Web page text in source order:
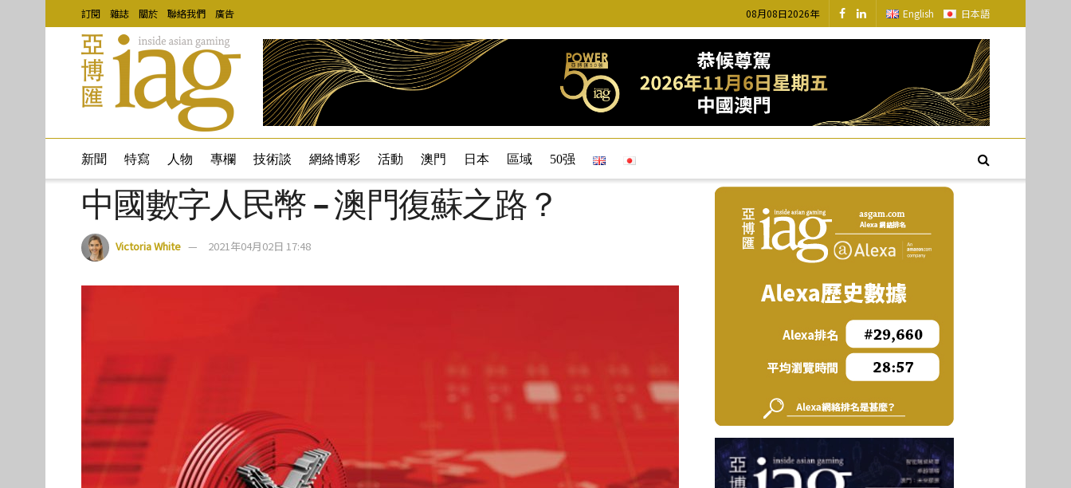
訂閱 雜誌 關於 聯絡我們 廣告 08月08日2026年 English 日本語
新聞 特寫 人物 專欄 技術談 網絡博彩 活動 澳門 日本 區域 50强
中國數字人民幣 – 澳門復蘇之路？
Victoria White 2021年04月02日 17:48